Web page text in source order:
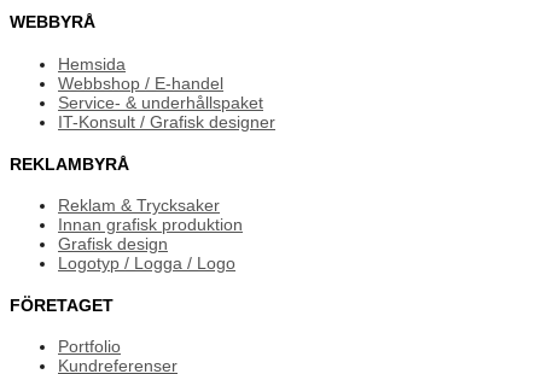
WEBBYRÅ
Hemsida
Webbshop / E-handel
Service- & underhållspaket
IT-Konsult / Grafisk designer
REKLAMBYRÅ
Reklam & Trycksaker
Innan grafisk produktion
Grafisk design
Logotyp / Logga / Logo
FÖRETAGET
Portfolio
Kundreferenser